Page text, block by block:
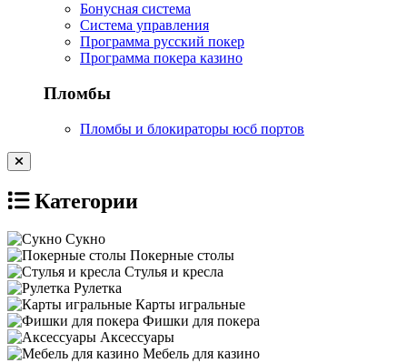
Бонусная система
Система управления
Программа русский покер
Программа покера казино
Пломбы
Пломбы и блокираторы юсб портов
Категории
Сукно
Покерные столы
Стулья и кресла
Рулетка
Карты игральные
Фишки для покера
Аксессуары
Мебель для казино